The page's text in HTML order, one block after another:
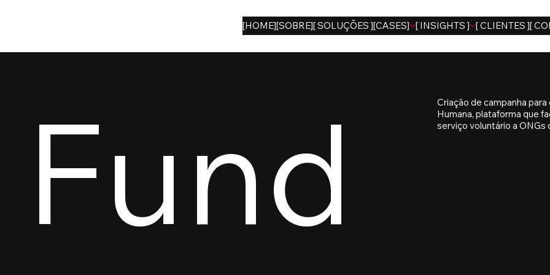
[HOME][SOBRE][ SOLUÇÕES ][CASES] [ INSIGHTS ] [ CLIENTES ][
Fund
Criação de campanha
Humana, plataforma que
serviço voluntário a ONGs